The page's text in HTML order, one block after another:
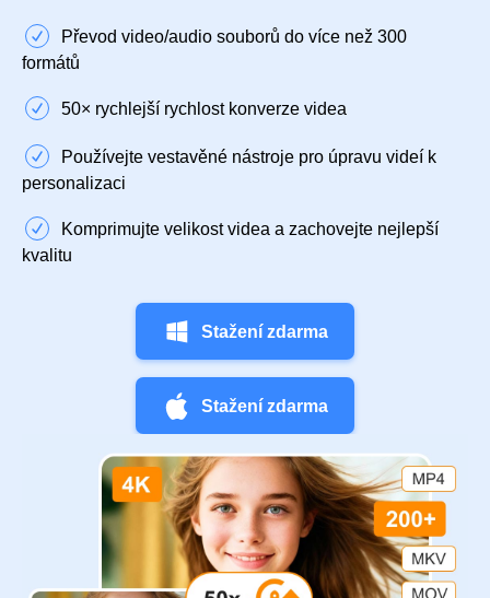
Převod video/audio souborů do více než 300
formátů
50× rychlejší rychlost konverze videa
Používejte vestavěné nástroje pro úpravu videí k
personalizaci
Komprimujte velikost videa a zachovejte nejlepší
kvalitu
Stažení zdarma
Stažení zdarma